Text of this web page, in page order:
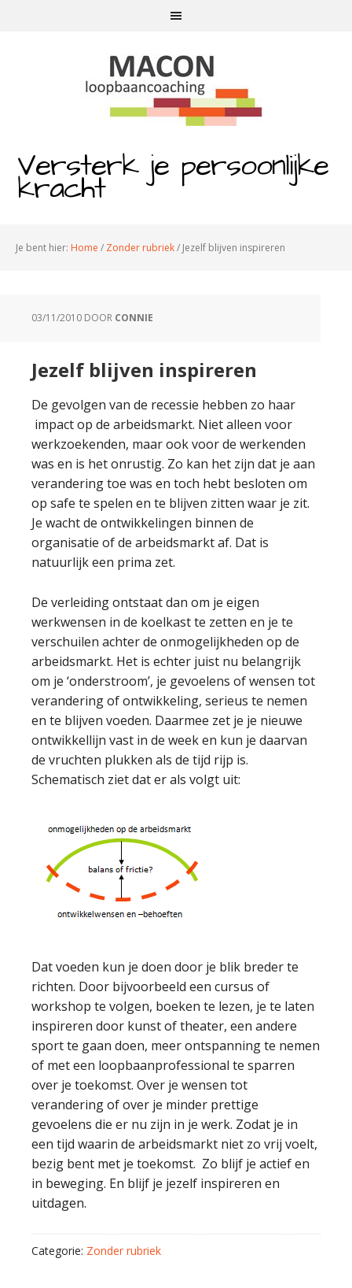
Versterk je persoonlijke
kracht
Je bent hier: Home / Zonder rubriek/ Jezelf blijven inspireren
03/11/2010 DOOR CONNIE
Jezelf blijven inspireren
De gevolgen van de recessie hebben zo haar
impact op de arbeidsmarkt. Niet alleen voor
werkzoekenden, maar ook voor de werkenden
was en is het onrustig. Zo kan het zijn dat je aan
verandering toe was en toch hebt besloten om
op safe te spelen en te blijven zitten waar je zit.
Je wacht de ontwikkelingen binnen de
organisatie of de arbeidsmarkt af. Dat is
natuurlijk een prima zet.
De verleiding ontstaat dan om je eigen
werkwensen in de koelkast te zetten en je te
verschuilen achter de onmogelijkheden op de
arbeidsmarkt. Het is echter juist nu belangrijk
om je ‘onderstroom’, je gevoelens of wensen tot
verandering of ontwikkeling, serieus te nemen
en te blijven voeden. Daarmee zet je je nieuwe
ontwikkellijn vast in de week en kun je daarvan
de vruchten plukken als de tijd rijp is.
Schematisch ziet dat er als volgt uit:
Dat voeden kun je doen door je blik breder te
richten. Door bijvoorbeeld een cursus of
workshop te volgen, boeken te lezen, je te laten
inspireren door kunst of theater, een andere
sport te gaan doen, meer ontspanning te nemen
of met een loopbaanprofessional te sparren
over je toekomst. Over je wensen tot
verandering of over je minder prettige
gevoelens die er nu zijn in je werk. Zodat je in
een tijd waarin de arbeidsmarkt niet zo vrij voelt,
bezig bent met je toekomst. Zo blijf je actief en
in beweging. En blijf je jezelf inspireren en
uitdagen.
Categorie: Zonder rubriek